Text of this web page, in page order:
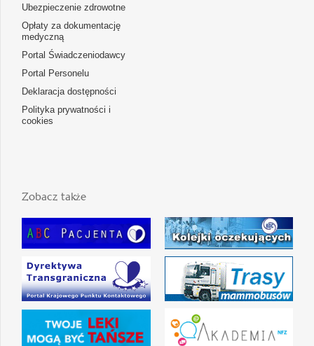
Ubezpieczenie zdrowotne
Opłaty za dokumentację
medyczną
Portal Świadczeniodawcy
Portal Personelu
Deklaracja dostępności
Polityka prywatności i
cookies
Zobacz także